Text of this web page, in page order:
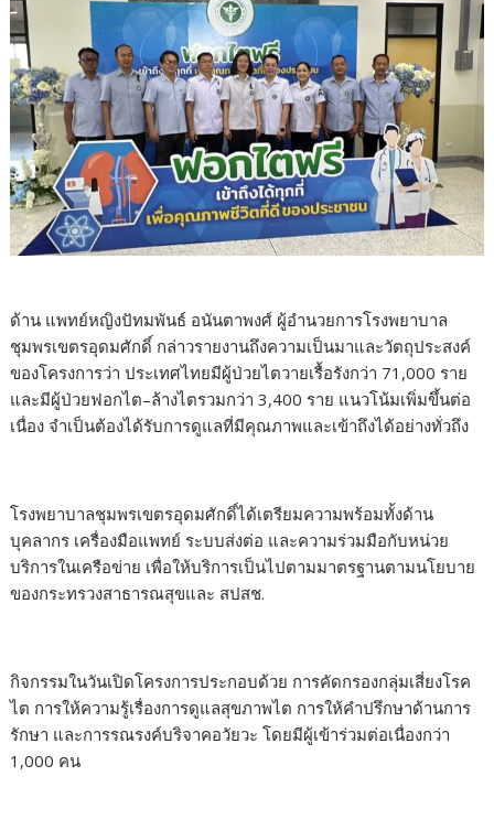
ด้าน แพทย์หญิงปัทมพันธ์ อนันตาพงศ์ ผู้อำนวยการโรงพยาบาล
ชุมพรเขตรอุดมศักดิ์ กล่าวรายงานถึงความเป็นมาและวัตถุประสงค์
ของโครงการว่า ประเทศไทยมีผู้ป่วยไตวายเรื้อรังกว่า 71,000 ราย
และมีผู้ป่วยฟอกไต–ล้างไตรวมกว่า 3,400 ราย แนวโน้มเพิ่มขึ้นต่อ
เนื่อง จำเป็นต้องได้รับการดูแลที่มีคุณภาพและเข้าถึงได้อย่างทั่วถึง
โรงพยาบาลชุมพรเขตรอุดมศักดิ์ได้เตรียมความพร้อมทั้งด้าน
บุคลากร เครื่องมือแพทย์ ระบบส่งต่อ และความร่วมมือกับหน่วย
บริการในเครือข่าย เพื่อให้บริการเป็นไปตามมาตรฐานตามนโยบาย
ของกระทรวงสาธารณสุขและ สปสช.
กิจกรรมในวันเปิดโครงการประกอบด้วย การคัดกรองกลุ่มเสี่ยงโรค
ไต การให้ความรู้เรื่องการดูแลสุขภาพไต การให้คำปรึกษาด้านการ
รักษา และการรณรงค์บริจาคอวัยวะ โดยมีผู้เข้าร่วมต่อเนื่องกว่า
1,000 คน